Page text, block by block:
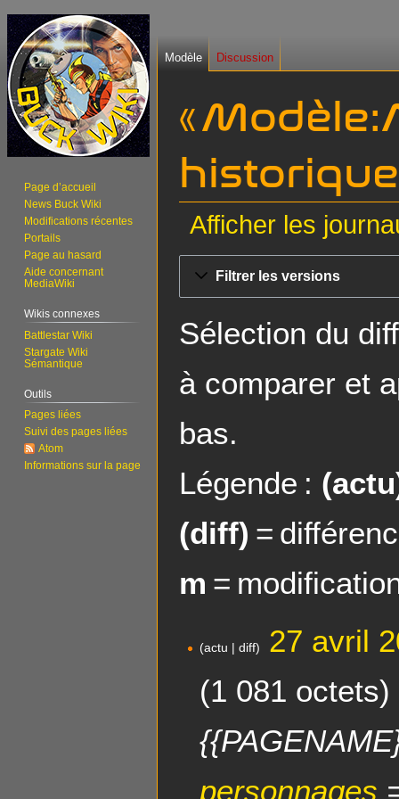
«
Afficher les
navigation
recherche
Filtrer les versions
Sélection du
à comparer et
bas.
Légende :
(diff) =
m =
actu diff
27 avril
1 081 octets
personnages
Modèle Discussion
Page d’accueil
News Buck Wiki
Modifications récentes
Portails
Page au hasard
Aide concernant
MediaWiki
Wikis connexes
Battlestar Wiki
Stargate Wiki
Sémantique
Outils
Pages liées
Suivi des pages liées
Atom
Informations sur la page